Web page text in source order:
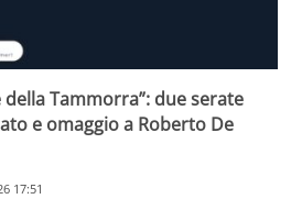
Tammorra”: due serate
e omaggio a Roberto De
17:51